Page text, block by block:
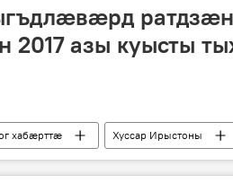
ратдзӕн
2017 азы куысты
хабӕрттӕ Хуссар Ирыстоны